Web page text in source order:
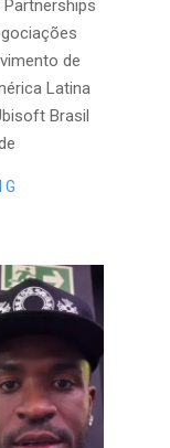
de
Latina
Brasil